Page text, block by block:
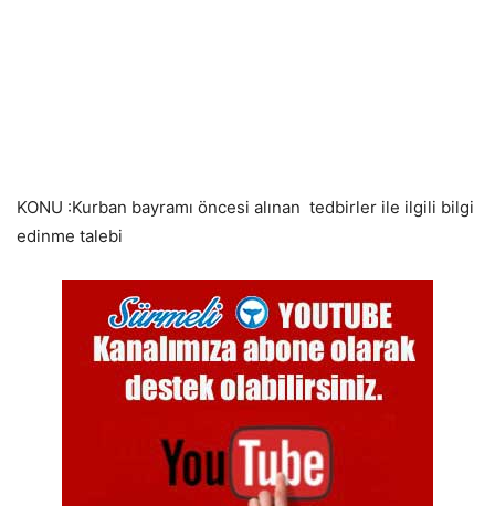
KONU :Kurban bayramı öncesi alınan tedbirler ile ilgili bilgi
edinme talebi